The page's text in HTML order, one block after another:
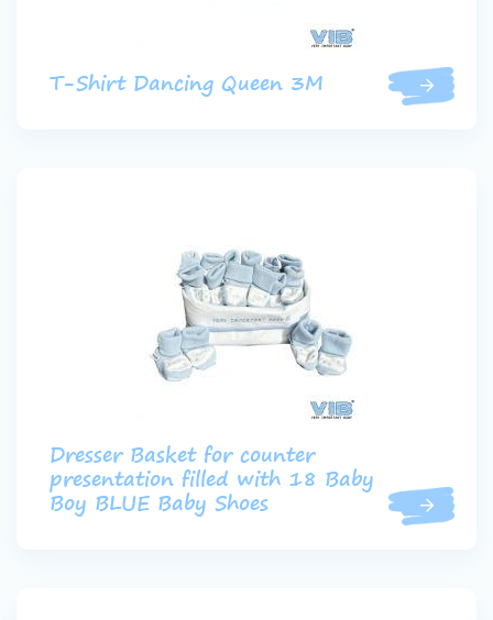
T-Shirt Dancing Queen 3M
Dresser Basket for counter
presentation filled with 18 Baby
Boy BLUE Baby Shoes